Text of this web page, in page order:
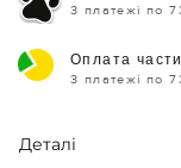
3 платежі по
Оплата
3 платежі по
Деталі